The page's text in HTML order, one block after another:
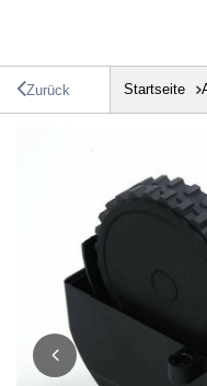
Zurück Startseite